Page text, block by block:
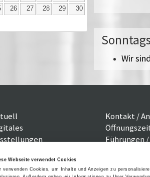
Webseite verwendet Cookies
verwenden Cookies, um Inhalte und Anzeigen zu
26 27 28 29
30
Wir
Kontakt /
Führungen /